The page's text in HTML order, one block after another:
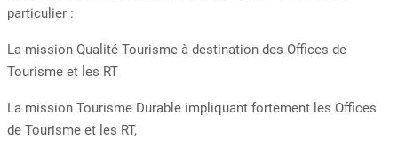
particulier :
La mission Qualité Tourisme à destination des Offices de
Tourisme et les RT
La mission Tourisme Durable impliquant fortement les Offices
de Tourisme et les RT,